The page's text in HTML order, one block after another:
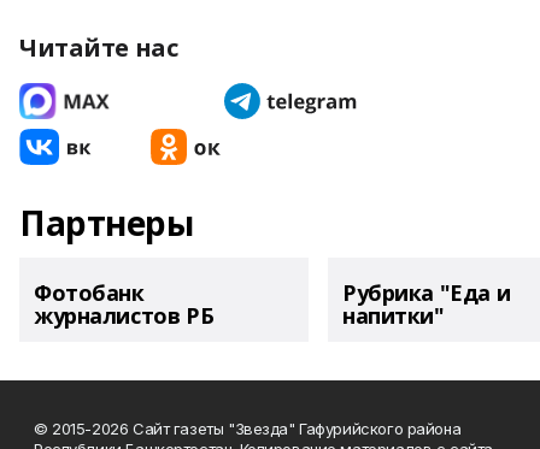
Читайте нас
Партнеры
Фотобанк
журналистов РБ
Рубрика "Еда и
напитки"
© 2015-2026 Сайт газеты "Звезда" Гафурийского района